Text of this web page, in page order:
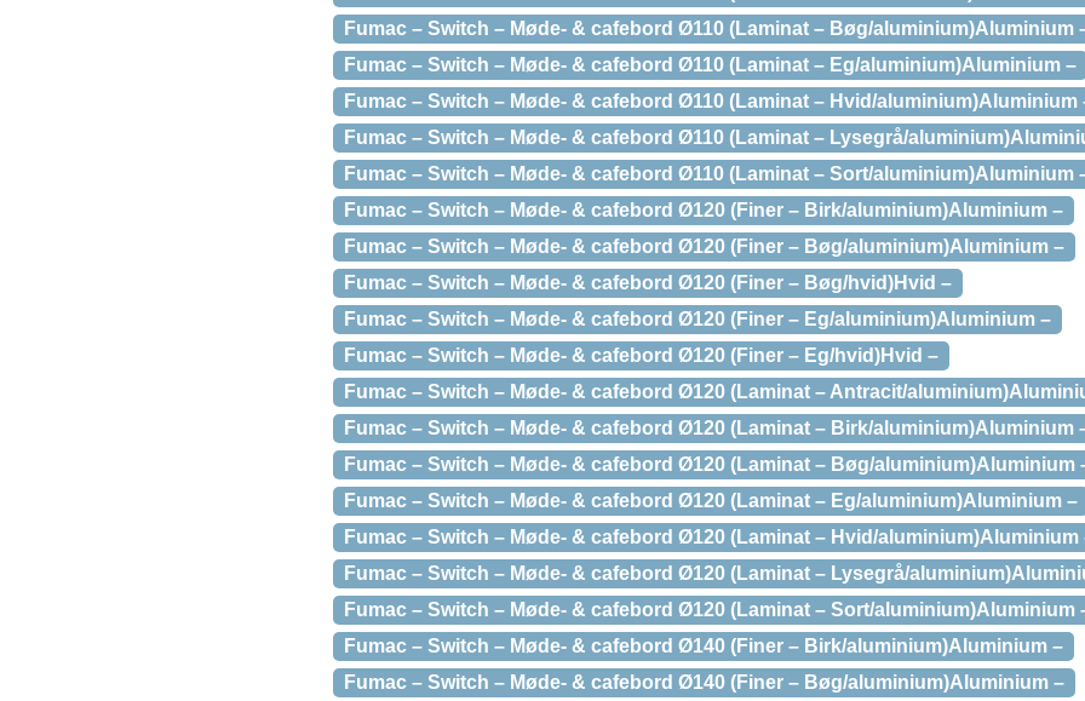
Fumac – Switch – Møde- & cafebord Ø110 (Laminat – Bøg/aluminium)Aluminium
Fumac – Switch – Møde- & cafebord Ø110 (Laminat – Eg/aluminium)Aluminium –
Fumac – Switch – Møde- & cafebord Ø110 (Laminat – Hvid/aluminium)Aluminium
Fumac – Switch – Møde- & cafebord Ø110 (Laminat – Lysegrå/
Fumac – Switch – Møde- & cafebord Ø110 (Laminat – Sort/aluminium)Aluminium
Fumac – Switch – Møde- & cafebord Ø120 (Finer – Birk/aluminium)Aluminium –
Fumac – Switch – Møde- & cafebord Ø120 (Finer – Bøg/aluminium)Aluminium –
Fumac – Switch – Møde- & cafebord Ø120 (Finer – Bøg/hvid)Hvid –
Fumac – Switch – Møde- & cafebord Ø120 (Finer – Eg/aluminium)Aluminium –
Fumac – Switch – Møde- & cafebord Ø120 (Finer – Eg/hvid)Hvid –
Fumac – Switch – Møde- & cafebord Ø120 (Laminat – Antracit/
Fumac – Switch – Møde- & cafebord Ø120 (Laminat – Birk/aluminium)Aluminium
Fumac – Switch – Møde- & cafebord Ø120 (Laminat – Bøg/aluminium)Aluminium
Fumac – Switch – Møde- & cafebord Ø120 (Laminat – Eg/aluminium)Aluminium –
Fumac – Switch – Møde- & cafebord Ø120 (Laminat – Hvid/aluminium)Aluminium
Fumac – Switch – Møde- & cafebord Ø120 (Laminat – Lysegrå/
Fumac – Switch – Møde- & cafebord Ø120 (Laminat – Sort/aluminium)Aluminium
Fumac – Switch – Møde- & cafebord Ø140 (Finer – Birk/aluminium)Aluminium –
Fumac – Switch – Møde- & cafebord Ø140 (Finer – Bøg/aluminium)Aluminium –